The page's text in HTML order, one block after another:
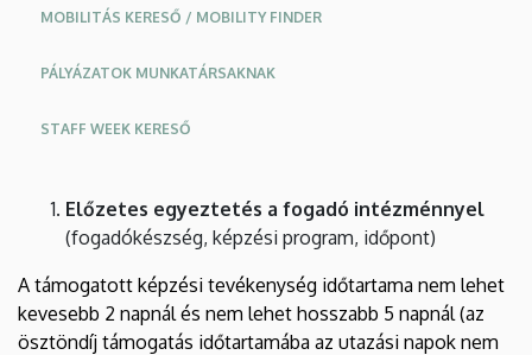
MOBILITÁS KERESŐ / MOBILITY FINDER
PÁLYÁZATOK MUNKATÁRSAKNAK
STAFF WEEK KERESŐ
Előzetes egyeztetés a fogadó intézménnyel
(fogadókészség, képzési program, időpont)
A támogatott képzési tevékenység időtartama nem lehet
kevesebb 2 napnál és nem lehet hosszabb 5 napnál (az
ösztöndíj támogatás időtartamába az utazási napok nem